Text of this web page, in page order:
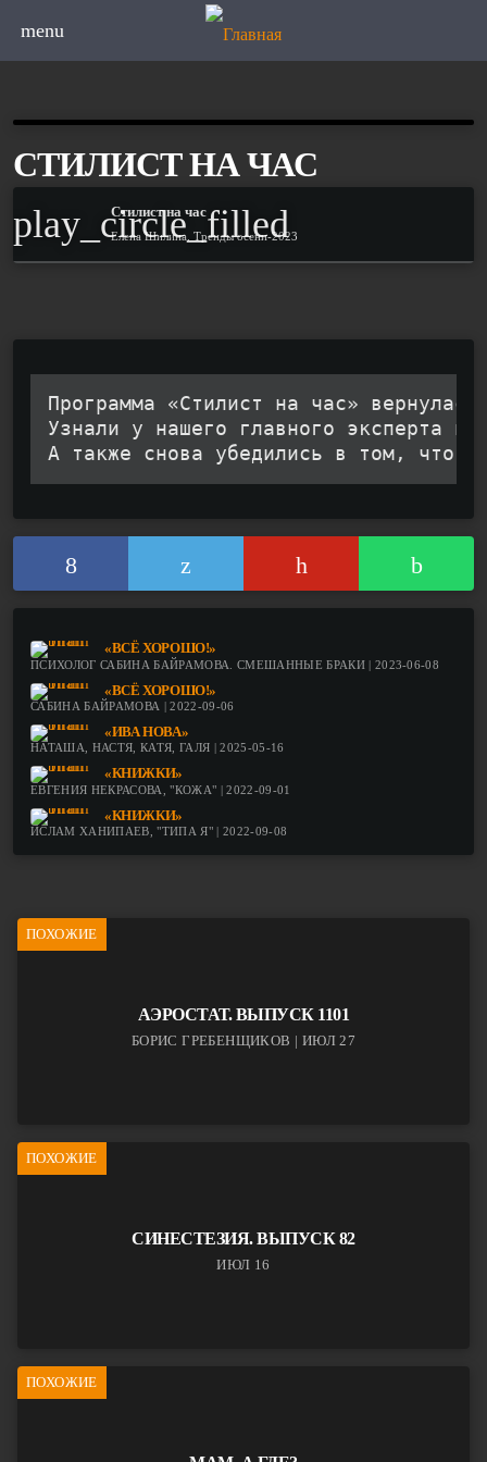
menu
СТИЛИСТ НА ЧАС
play_circle_filled
Стилист на час
Елена Шилина. Тренды осени-2023
Программа «Стилист на час»
Узнали у нашего главного эксперта
А также снова убедились в том, что в
«ВСЁ ХОРОШО!»
ПСИХОЛОГ САБИНА БАЙРАМОВА. СМЕШАННЫЕ БРАКИ | 2023-06-08
«ВСЁ ХОРОШО!»
САБИНА БАЙРАМОВА | 2022-09-06
«ИВА НОВА»
НАТАША, НАСТЯ, КАТЯ, ГАЛЯ | 2025-05-16
«КНИЖКИ»
ЕВГЕНИЯ НЕКРАСОВА, "КОЖА" | 2022-09-01
«КНИЖКИ»
ИСЛАМ ХАНИПАЕВ, "ТИПА Я" | 2022-09-08
ПОХОЖИЕ
АЭРОСТАТ. ВЫПУСК 1101
БОРИС ГРЕБЕНЩИКОВ | ИЮЛ 27
ПОХОЖИЕ
СИНЕСТЕЗИЯ. ВЫПУСК 82
ИЮЛ 16
ПОХОЖИЕ